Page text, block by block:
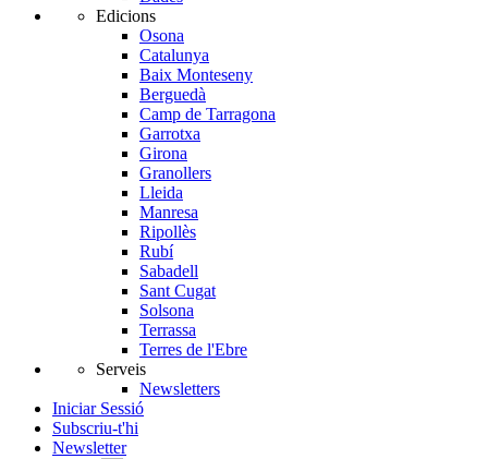
Edicions
Osona
Catalunya
Baix Monteseny
Berguedà
Camp de Tarragona
Garrotxa
Girona
Granollers
Lleida
Manresa
Ripollès
Rubí
Sabadell
Sant Cugat
Solsona
Terrassa
Terres de l'Ebre
Serveis
Newsletters
Iniciar Sessió
Subscriu-t'hi
Newsletter